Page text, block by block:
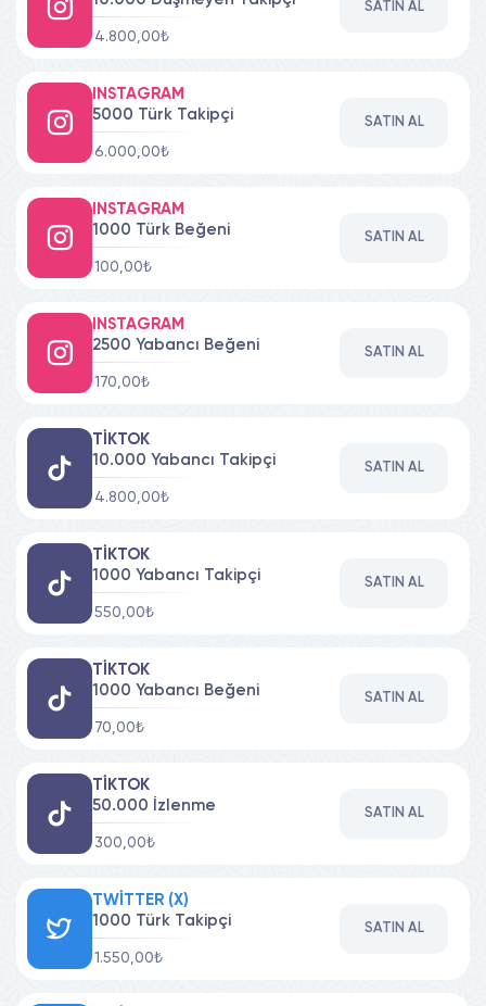
4.800,00₺
SATIN AL
INSTAGRAM
5000 Türk Takipçi
6.000,00₺
SATIN AL
INSTAGRAM
1000 Türk Beğeni
100,00₺
SATIN AL
INSTAGRAM
2500 Yabancı Beğeni
170,00₺
SATIN AL
TIKTOK
10.000 Yabancı Takipçi
4.800,00₺
SATIN AL
TIKTOK
1000 Yabancı Takipçi
550,00₺
SATIN AL
TIKTOK
1000 Yabancı Beğeni
70,00₺
SATIN AL
TIKTOK
50.000 İzlenme
300,00₺
SATIN AL
TWITTER (X)
1000 Türk Takipçi
1.550,00₺
SATIN AL